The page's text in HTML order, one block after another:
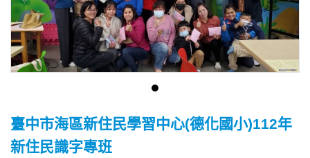
臺中市海區新住民學習中心(德化國小)112年
新住民識字專班